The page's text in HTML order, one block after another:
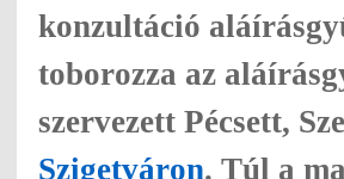
konzultáció
toborozza az
szervezett Pécsett,
Szigetváron. Túl a